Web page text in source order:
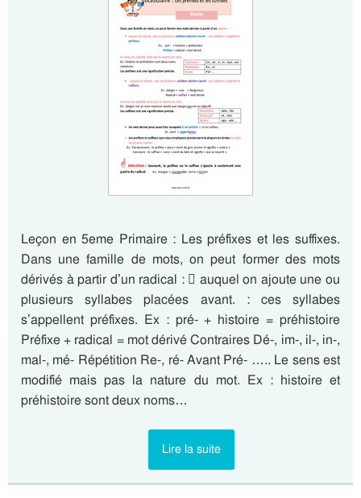
Leçon en 5eme Primaire : Les préfixes et les suffixes.
Dans une famille de mots, on peut former des mots
dérivés à partir d’un radical :  auquel on ajoute une ou
plusieurs syllabes placées avant. : ces syllabes
s’appellent préfixes. Ex : pré- + histoire = préhistoire
Préfixe + radical = mot dérivé Contraires Dé-, im-, il-, in-,
mal-, mé- Répétition Re-, ré- Avant Pré- ….. Le sens est
modifié mais pas la nature du mot. Ex : histoire et
préhistoire sont deux noms…
Lire la suite